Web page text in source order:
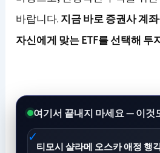
바랍니다. 지금 바로 증권사 계
자신에게 맞는 ETF를 선택해 투
여기서 끝내지 마세요 — 이것
티모시 샬라메 오스카 애정 행